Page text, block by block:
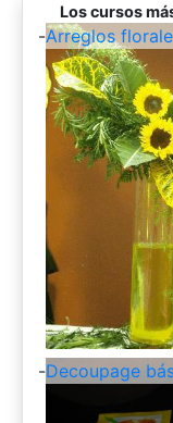
Los cursos
-Arreglos
-Decoupage